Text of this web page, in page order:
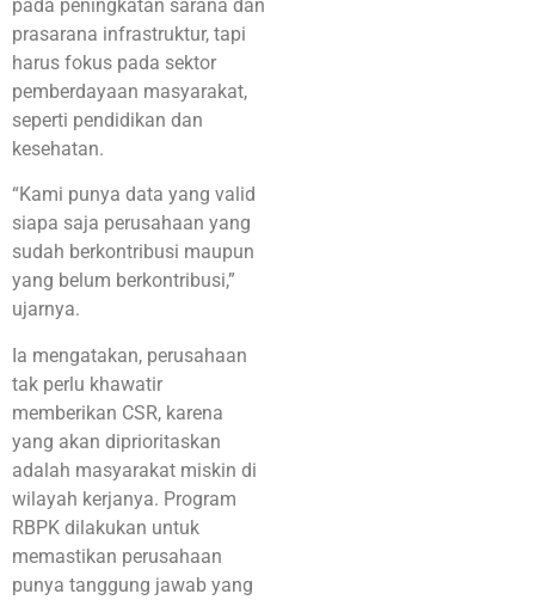
pada peningkatan sarana dan
prasarana infrastruktur, tapi
harus fokus pada sektor
pemberdayaan masyarakat,
seperti pendidikan dan
kesehatan.
“Kami punya data yang valid
siapa saja perusahaan yang
sudah berkontribusi maupun
yang belum berkontribusi,”
ujarnya.
Ia mengatakan, perusahaan
tak perlu khawatir
memberikan CSR, karena
yang akan diprioritaskan
adalah masyarakat miskin di
wilayah kerjanya. Program
RBPK dilakukan untuk
memastikan perusahaan
punya tanggung jawab yang